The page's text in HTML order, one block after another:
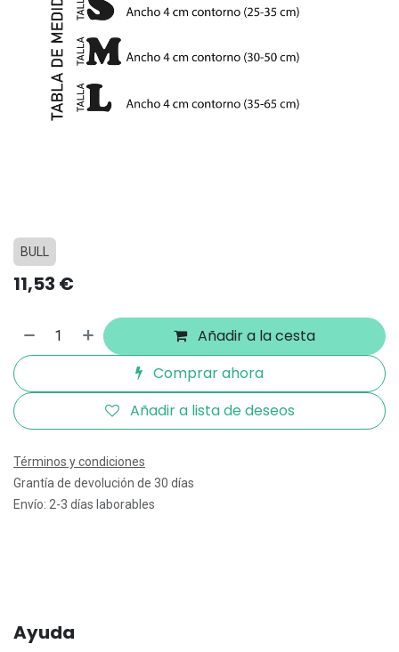
BULL
11,53 €
Añadir a la cesta
Comprar ahora
Añadir a lista de deseos
Términos y condiciones
Grantía de devolución de 30 días
Envío: 2-3 días laborables
Ayuda